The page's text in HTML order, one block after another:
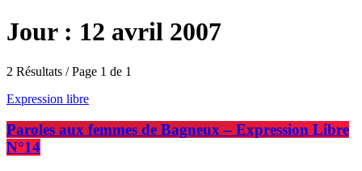
Jour : 12 avril 2007
2 Résultats / Page 1 de 1
Expression libre
Paroles aux femmes de Bagneux – Expression Libre
N°14